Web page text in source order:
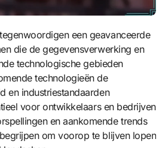
die de gegevensverwerking en
technologische gebieden
technologieën de
en industriestandaarden
voor ontwikkelaars en bedrijven
en aankomende trends
om voorop te blijven lopen